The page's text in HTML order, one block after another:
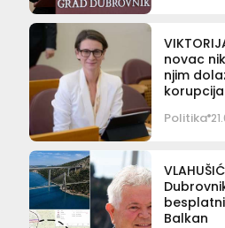
novac
njim
Politika
Balkan